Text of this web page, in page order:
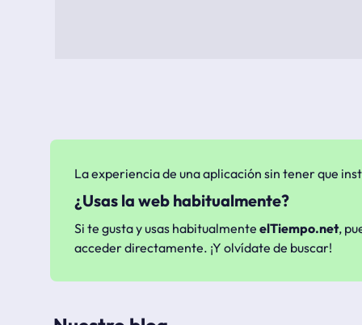
La experiencia de una aplicación sin tener que
¿Usas la web habitualmente?
Si te gusta y usas habitualmente elTiempo.net,
acceder directamente. ¡Y olvídate de buscar!